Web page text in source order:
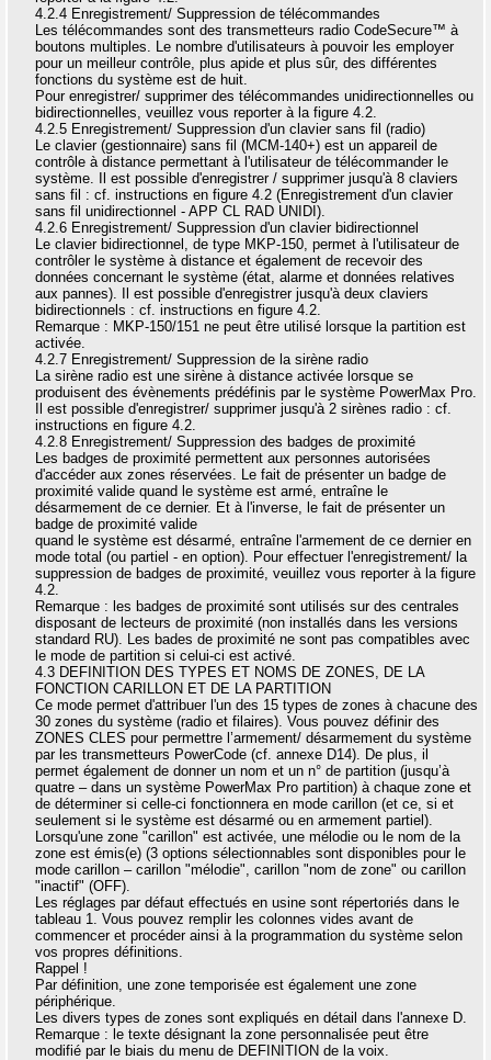
4.2.4 Enregistrement/ Suppression de télécommandes
Les télécommandes sont des transmetteurs radio CodeSecure™ à
boutons multiples. Le nombre d'utilisateurs à pouvoir les employer
pour un meilleur contrôle, plus apide et plus sûr, des différentes
fonctions du système est de huit.
Pour enregistrer/ supprimer des télécommandes unidirectionnelles ou
bidirectionnelles, veuillez vous reporter à la figure 4.2.
4.2.5 Enregistrement/ Suppression d'un clavier sans fil (radio)
Le clavier (gestionnaire) sans fil (MCM-140+) est un appareil de
contrôle à distance permettant à l'utilisateur de télécommander le
système. Il est possible d'enregistrer / supprimer jusqu'à 8 claviers
sans fil : cf. instructions en figure 4.2 (Enregistrement d'un clavier
sans fil unidirectionnel - APP CL RAD UNIDI).
4.2.6 Enregistrement/ Suppression d'un clavier bidirectionnel
Le clavier bidirectionnel, de type MKP-150, permet à l'utilisateur de
contrôler le système à distance et également de recevoir des
données concernant le système (état, alarme et données relatives
aux pannes). Il est possible d'enregistrer jusqu'à deux claviers
bidirectionnels : cf. instructions en figure 4.2.
Remarque : MKP-150/151 ne peut être utilisé lorsque la partition est
activée.
4.2.7 Enregistrement/ Suppression de la sirène radio
La sirène radio est une sirène à distance activée lorsque se
produisent des évènements prédéfinis par le système PowerMax Pro.
Il est possible d'enregistrer/ supprimer jusqu'à 2 sirènes radio : cf.
instructions en figure 4.2.
4.2.8 Enregistrement/ Suppression des badges de proximité
Les badges de proximité permettent aux personnes autorisées
d'accéder aux zones réservées. Le fait de présenter un badge de
proximité valide quand le système est armé, entraîne le
désarmement de ce dernier. Et à l'inverse, le fait de présenter un
badge de proximité valide
quand le système est désarmé, entraîne l'armement de ce dernier en
mode total (ou partiel - en option). Pour effectuer l'enregistrement/ la
suppression de badges de proximité, veuillez vous reporter à la figure
4.2.
Remarque : les badges de proximité sont utilisés sur des centrales
disposant de lecteurs de proximité (non installés dans les versions
standard RU). Les bades de proximité ne sont pas compatibles avec
le mode de partition si celui-ci est activé.
4.3 DEFINITION DES TYPES ET NOMS DE ZONES, DE LA
FONCTION CARILLON ET DE LA PARTITION
Ce mode permet d'attribuer l'un des 15 types de zones à chacune des
30 zones du système (radio et filaires). Vous pouvez définir des
ZONES CLES pour permettre l’armement/ désarmement du système
par les transmetteurs PowerCode (cf. annexe D14). De plus, il
permet également de donner un nom et un n° de partition (jusqu’à
quatre – dans un système PowerMax Pro partition) à chaque zone et
de déterminer si celle-ci fonctionnera en mode carillon (et ce, si et
seulement si le système est désarmé ou en armement partiel).
Lorsqu'une zone "carillon" est activée, une mélodie ou le nom de la
zone est émis(e) (3 options sélectionnables sont disponibles pour le
mode carillon – carillon "mélodie", carillon "nom de zone" ou carillon
"inactif" (OFF).
Les réglages par défaut effectués en usine sont répertoriés dans le
tableau 1. Vous pouvez remplir les colonnes vides avant de
commencer et procéder ainsi à la programmation du système selon
vos propres définitions.
Rappel !
Par définition, une zone temporisée est également une zone
périphérique.
Les divers types de zones sont expliqués en détail dans l'annexe D.
Remarque : le texte désignant la zone personnalisée peut être
modifié par le biais du menu de DEFINITION de la voix.